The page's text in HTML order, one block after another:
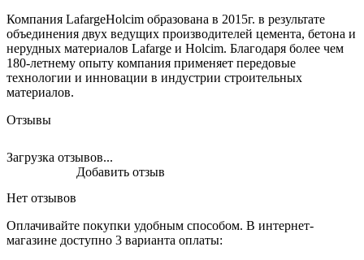
Компания LafargeHolcim образована в 2015г. в результате
объединения двух ведущих производителей цемента, бетона и
нерудных материалов Lafarge и Holcim. Благодаря более чем
180-летнему опыту компания применяет передовые
технологии и инновации в индустрии строительных
материалов.
Отзывы
Загрузка отзывов...
Нет отзывов
Добавить отзыв
Оплачивайте покупки удобным способом. В интернет-
магазине доступно 3 варианта оплаты: